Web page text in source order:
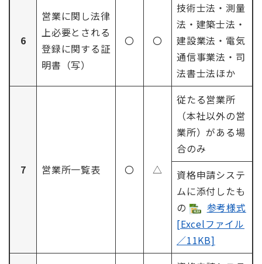
6
営業に関し法律
上必要とされる
登録に関する証
明書（写）
〇 〇
技術士法・測量
法・建築士法・
建設業法・電気
通信事業法・司
法書士法ほか
7 営業所一覧表 〇 △
従たる営業所
（本社以外の営
業所）がある場
合のみ
資格申請システ
ムに添付したも
の
参考様式
[Excelファイル
／11KB]